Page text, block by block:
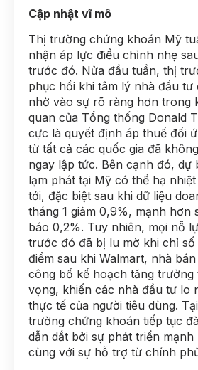
Cập nhật vĩ mô
Thị trường chứng khoán Mỹ
nhận áp lực điều chỉnh nhẹ
trước đó. Nửa đầu tuần, thị
phục hồi khi tâm lý nhà đầu tư
nhờ vào sự rõ ràng hơn trong
quan của Tổng thống Donald
cực là quyết định áp thuế đối
từ tất cả các quốc gia đã
ngay lập tức. Bên cạnh đó, dự
lạm phát tại Mỹ có thể hạ
tới, đặc biệt sau khi dữ liệu
tháng 1 giảm 0,9%, mạnh hơn
báo 0,2%. Tuy nhiên, mọi nỗ
trước đó đã bị lu mờ khi chỉ số
điểm sau khi Walmart, nhà
công bố kế hoạch tăng
vọng, khiến các nhà đầu tư lo
thực tế của người tiêu dùng.
trường chứng khoán tiếp tục
dẫn dắt bởi sự phát triển mạnh
cùng với sự hỗ trợ từ chính